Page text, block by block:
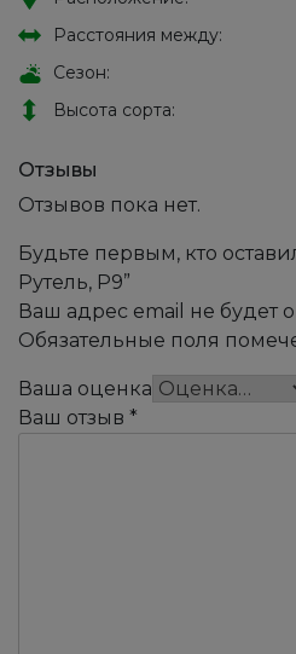
Расстояния между:
Сезон:
Высота сорта:
Отзывы
Отзывов пока нет.
Будьте первым, кто
Рутель, Р9”
Ваш адрес email не будет
Обязательные поля
Ваша оценка
Ваш отзыв *